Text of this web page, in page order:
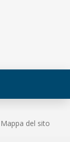
Mappa del sito